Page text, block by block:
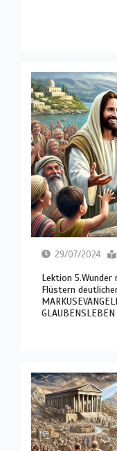
29/07/2024
Lektion 5.Wunder
Flüstern
GLAUBENSLEBEN